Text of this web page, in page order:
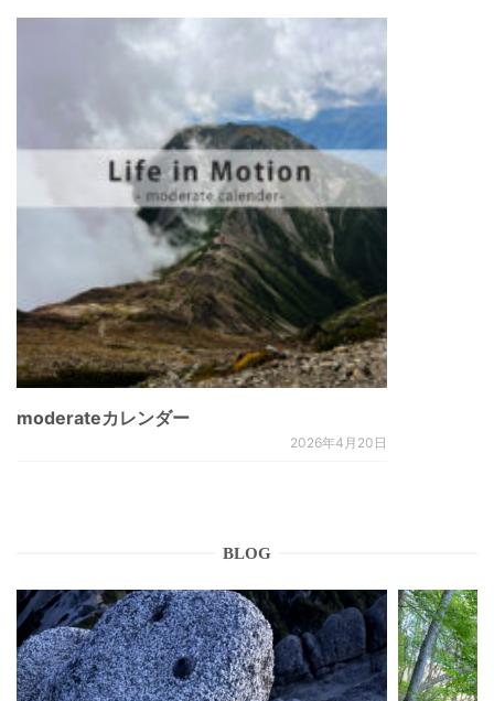
moderateカレンダー
2026年4月20日
BLOG